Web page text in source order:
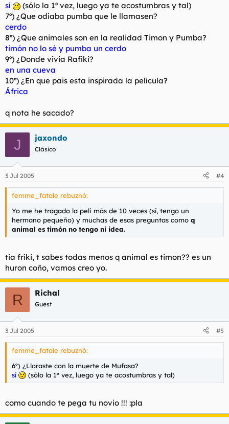
sí
(sólo la 1º vez, luego ya te acostumbras y tal)
7º) ¿Que odiaba pumba que le llamasen?
cerdo
8º) ¿Que animales son en la realidad Timon y Pumba?
timón no lo sé y pumba un cerdo
9º) ¿Donde vivia Rafiki?
en una cueva
10º) ¿En que pais esta inspirada la película?
África
q nota he sacado?
J jaxondo
Clásico
3 Jul 2005 #4
femme_fatale rebuznó:
Yo me he tragado la peli más de 10 veces (sí, tengo un
hermano pequeño) y muchas de esas preguntas como q
animal es timón no tengo ni idea.
tia friki, t sabes todas menos q animal es timon?? es un
huron coño, vamos creo yo.
R Richal
Guest
3 Jul 2005 #5
femme_fatale rebuznó:
6º) ¿Lloraste con la muerte de Mufasa?
sí
(sólo la 1º vez, luego ya te acostumbras y tal)
como cuando te pega tu novio !!! :pla